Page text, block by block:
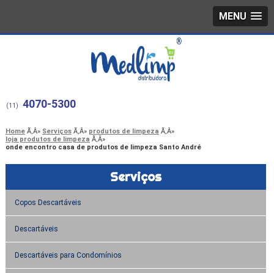
MENU
(11) 4070-5300
Home Serviços
produtos de limpeza
loja produtos de limpeza
onde encontro casa de produtos de limpeza Santo André
Serviços
Copos Descartáveis
Descartáveis
Descartáveis para Condomínios